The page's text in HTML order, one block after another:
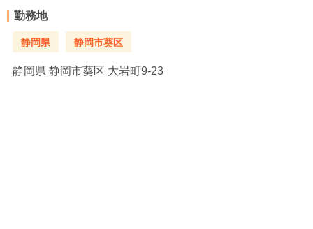
勤務地
静岡県 静岡市葵区
静岡県 静岡市葵区 大岩町9-23